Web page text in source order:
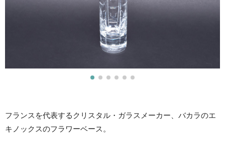
フランスを代表するクリスタル・ガラスメーカー、バカラのエ
キノックスのフラワーベース。